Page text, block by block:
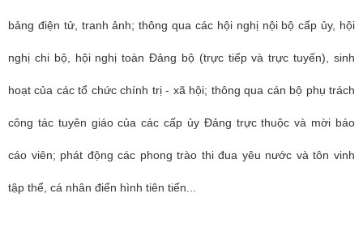
bảng điện tử, tranh ảnh; thông qua các hội nghị nội bộ cấp ủy, hội
nghị chi bộ, hội nghị toàn Đảng bộ (trực tiếp và trực tuyến), sinh
hoạt của các tổ chức chính trị - xã hội; thông qua cán bộ phụ trách
công tác tuyên giáo của các cấp ủy Đảng trực thuộc và mời báo
cáo viên; phát động các phong trào thi đua yêu nước và tôn vinh
tập thể, cá nhân điển hình tiên tiến...